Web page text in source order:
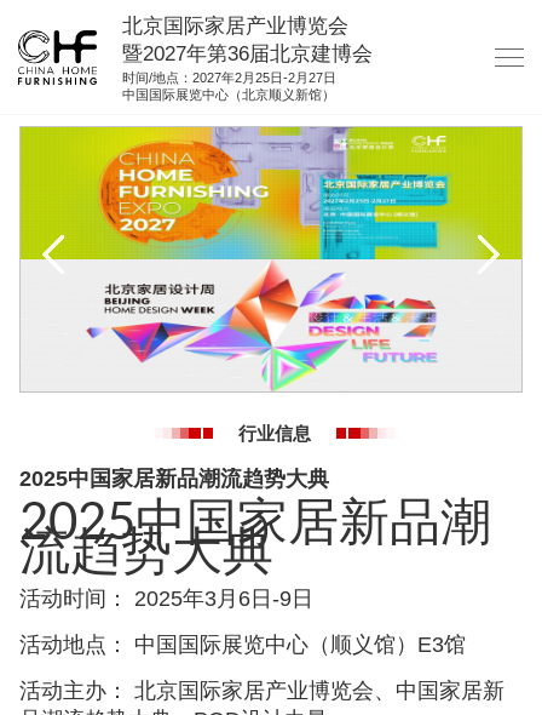
北京国际家居产业博览会
暨2027年第36届北京建博会
时间/地点：2027年2月25日-2月27日
中国国际展览中心（北京顺义新馆）
行业信息
2025中国家居新品潮流趋势大典
2025中国家居新品潮
流趋势大典
活动时间： 2025年3月6日-9日
活动地点： 中国国际展览中心（顺义馆）E3馆
活动主办： 北京国际家居产业博览会、中国家居新